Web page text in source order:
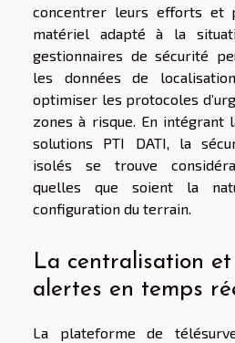
concentrer leurs efforts et
matériel adapté à la
gestionnaires de sécurité
les données de
optimiser les protocoles
zones à risque. En intégrant
solutions PTI DATI, la
isolés se trouve
quelles que soient la
configuration du terrain.
La centralisation
alertes en temps
La plateforme de